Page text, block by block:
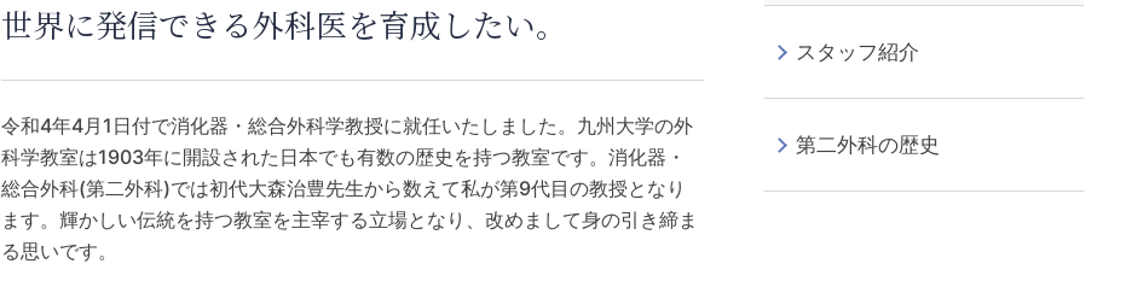
世界に発信できる外科医を育成したい。
令和4年4月1日付で消化器・総合外科学教授に就任いたしました。九州大学の外
科学教室は1903年に開設された日本でも有数の歴史を持つ教室です。消化器・
総合外科(第二外科)では初代大森治豊先生から数えて私が第9代目の教授となり
ます。輝かしい伝統を持つ教室を主宰する立場となり、改めまして身の引き締ま
る思いです。
スタッフ紹介
第二外科の歴史